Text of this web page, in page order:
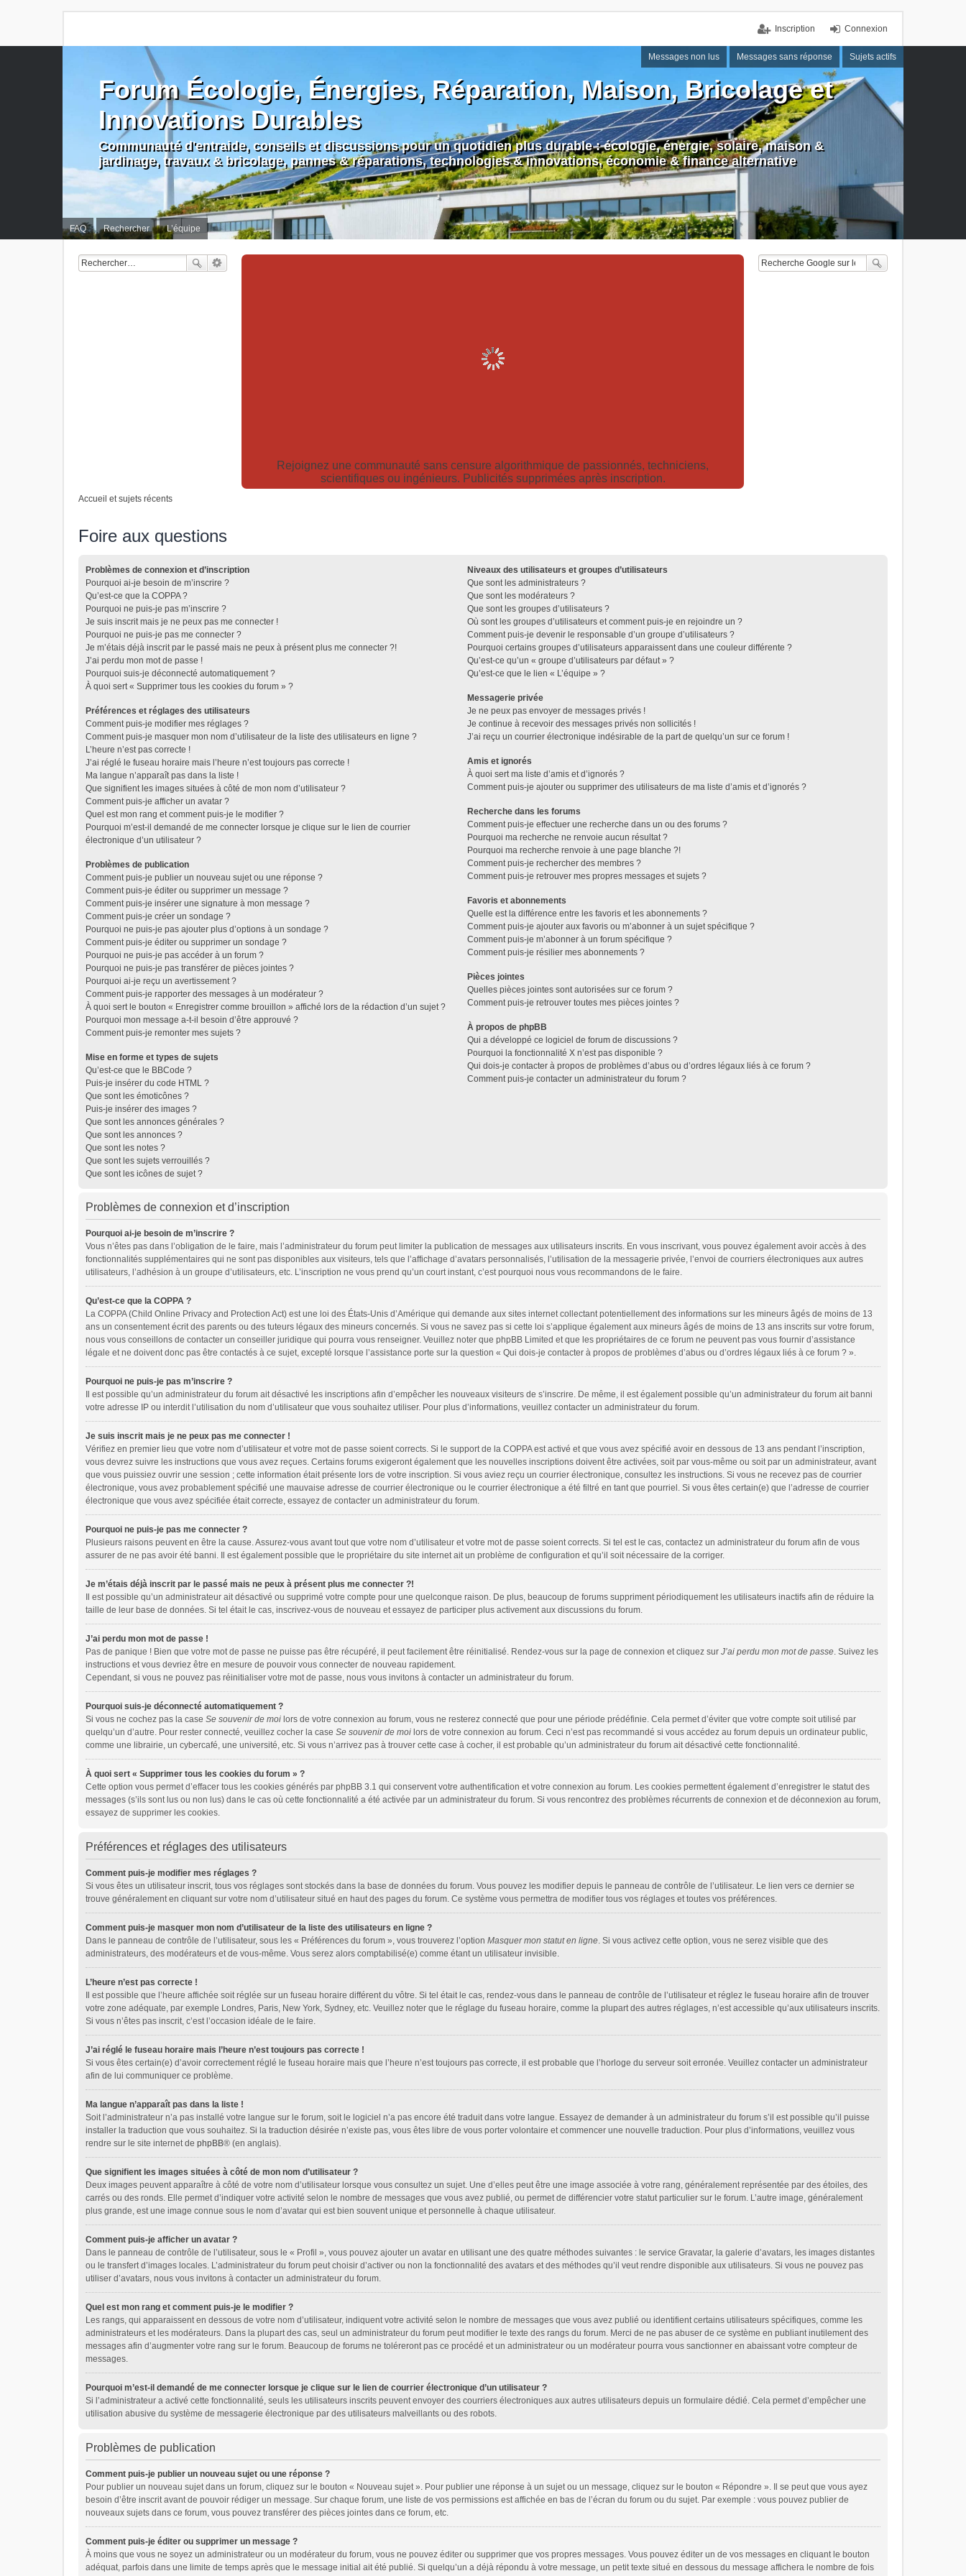
Connexion
Inscription
Messages non lus Messages sans réponse Sujets actifs
FAQ Rechercher L’équipe
Forum Écologie, Énergies, Réparation, Maison, Bricolage et
Innovations Durables
Communauté d'entraide, conseils et discussions pour un quotidien plus durable : écologie, énergie, solaire, maison &
jardinage, travaux & bricolage, pannes & réparations, technologies & innovations, économie & finance alternative
Rejoignez une communauté sans censure algorithmique de passionnés, techniciens,
scientifiques ou ingénieurs. Publicités supprimées après inscription.
Accueil et sujets récents
Foire aux questions
Problèmes de connexion et d’inscription
Pourquoi ai-je besoin de m’inscrire ?
Qu’est-ce que la COPPA ?
Pourquoi ne puis-je pas m’inscrire ?
Je suis inscrit mais je ne peux pas me connecter !
Pourquoi ne puis-je pas me connecter ?
Je m’étais déjà inscrit par le passé mais ne peux à présent plus me connecter ?!
J’ai perdu mon mot de passe !
Pourquoi suis-je déconnecté automatiquement ?
À quoi sert « Supprimer tous les cookies du forum » ?
Préférences et réglages des utilisateurs
Comment puis-je modifier mes réglages ?
Comment puis-je masquer mon nom d’utilisateur de la liste des utilisateurs en ligne ?
L’heure n’est pas correcte !
J’ai réglé le fuseau horaire mais l’heure n’est toujours pas correcte !
Ma langue n’apparaît pas dans la liste !
Que signifient les images situées à côté de mon nom d’utilisateur ?
Comment puis-je afficher un avatar ?
Quel est mon rang et comment puis-je le modifier ?
Pourquoi m’est-il demandé de me connecter lorsque je clique sur le lien de courrier
électronique d’un utilisateur ?
Problèmes de publication
Comment puis-je publier un nouveau sujet ou une réponse ?
Comment puis-je éditer ou supprimer un message ?
Comment puis-je insérer une signature à mon message ?
Comment puis-je créer un sondage ?
Pourquoi ne puis-je pas ajouter plus d’options à un sondage ?
Comment puis-je éditer ou supprimer un sondage ?
Pourquoi ne puis-je pas accéder à un forum ?
Pourquoi ne puis-je pas transférer de pièces jointes ?
Pourquoi ai-je reçu un avertissement ?
Comment puis-je rapporter des messages à un modérateur ?
À quoi sert le bouton « Enregistrer comme brouillon » affiché lors de la rédaction d’un sujet ?
Pourquoi mon message a-t-il besoin d’être approuvé ?
Comment puis-je remonter mes sujets ?
Mise en forme et types de sujets
Qu’est-ce que le BBCode ?
Puis-je insérer du code HTML ?
Que sont les émoticônes ?
Puis-je insérer des images ?
Que sont les annonces générales ?
Que sont les annonces ?
Que sont les notes ?
Que sont les sujets verrouillés ?
Que sont les icônes de sujet ?
Niveaux des utilisateurs et groupes d’utilisateurs
Que sont les administrateurs ?
Que sont les modérateurs ?
Que sont les groupes d’utilisateurs ?
Où sont les groupes d’utilisateurs et comment puis-je en rejoindre un ?
Comment puis-je devenir le responsable d’un groupe d’utilisateurs ?
Pourquoi certains groupes d’utilisateurs apparaissent dans une couleur différente ?
Qu’est-ce qu’un « groupe d’utilisateurs par défaut » ?
Qu’est-ce que le lien « L’équipe » ?
Messagerie privée
Je ne peux pas envoyer de messages privés !
Je continue à recevoir des messages privés non sollicités !
J’ai reçu un courrier électronique indésirable de la part de quelqu’un sur ce forum !
Amis et ignorés
À quoi sert ma liste d’amis et d’ignorés ?
Comment puis-je ajouter ou supprimer des utilisateurs de ma liste d’amis et d’ignorés ?
Recherche dans les forums
Comment puis-je effectuer une recherche dans un ou des forums ?
Pourquoi ma recherche ne renvoie aucun résultat ?
Pourquoi ma recherche renvoie à une page blanche ?!
Comment puis-je rechercher des membres ?
Comment puis-je retrouver mes propres messages et sujets ?
Favoris et abonnements
Quelle est la différence entre les favoris et les abonnements ?
Comment puis-je ajouter aux favoris ou m’abonner à un sujet spécifique ?
Comment puis-je m’abonner à un forum spécifique ?
Comment puis-je résilier mes abonnements ?
Pièces jointes
Quelles pièces jointes sont autorisées sur ce forum ?
Comment puis-je retrouver toutes mes pièces jointes ?
À propos de phpBB
Qui a développé ce logiciel de forum de discussions ?
Pourquoi la fonctionnalité X n’est pas disponible ?
Qui dois-je contacter à propos de problèmes d’abus ou d’ordres légaux liés à ce forum ?
Comment puis-je contacter un administrateur du forum ?
Problèmes de connexion et d’inscription
Pourquoi ai-je besoin de m’inscrire ?
Vous n’êtes pas dans l’obligation de le faire, mais l’administrateur du forum peut limiter la publication de messages aux utilisateurs inscrits. En vous inscrivant, vous pouvez également avoir accès à des
fonctionnalités supplémentaires qui ne sont pas disponibles aux visiteurs, tels que l’affichage d’avatars personnalisés, l’utilisation de la messagerie privée, l’envoi de courriers électroniques aux autres
utilisateurs, l’adhésion à un groupe d’utilisateurs, etc. L’inscription ne vous prend qu’un court instant, c’est pourquoi nous vous recommandons de le faire.
Qu’est-ce que la COPPA ?
La COPPA (Child Online Privacy and Protection Act) est une loi des États-Unis d’Amérique qui demande aux sites internet collectant potentiellement des informations sur les mineurs âgés de moins de 13
ans un consentement écrit des parents ou des tuteurs légaux des mineurs concernés. Si vous ne savez pas si cette loi s’applique également aux mineurs âgés de moins de 13 ans inscrits sur votre forum,
nous vous conseillons de contacter un conseiller juridique qui pourra vous renseigner. Veuillez noter que phpBB Limited et que les propriétaires de ce forum ne peuvent pas vous fournir d’assistance
légale et ne doivent donc pas être contactés à ce sujet, excepté lorsque l’assistance porte sur la question « Qui dois-je contacter à propos de problèmes d’abus ou d’ordres légaux liés à ce forum ? ».
Pourquoi ne puis-je pas m’inscrire ?
Il est possible qu’un administrateur du forum ait désactivé les inscriptions afin d’empêcher les nouveaux visiteurs de s’inscrire. De même, il est également possible qu’un administrateur du forum ait banni
votre adresse IP ou interdit l’utilisation du nom d’utilisateur que vous souhaitez utiliser. Pour plus d’informations, veuillez contacter un administrateur du forum.
Je suis inscrit mais je ne peux pas me connecter !
Vérifiez en premier lieu que votre nom d’utilisateur et votre mot de passe soient corrects. Si le support de la COPPA est activé et que vous avez spécifié avoir en dessous de 13 ans pendant l’inscription,
vous devrez suivre les instructions que vous avez reçues. Certains forums exigeront également que les nouvelles inscriptions doivent être activées, soit par vous-même ou soit par un administrateur, avant
que vous puissiez ouvrir une session ; cette information était présente lors de votre inscription. Si vous aviez reçu un courrier électronique, consultez les instructions. Si vous ne recevez pas de courrier
électronique, vous avez probablement spécifié une mauvaise adresse de courrier électronique ou le courrier électronique a été filtré en tant que pourriel. Si vous êtes certain(e) que l’adresse de courrier
électronique que vous avez spécifiée était correcte, essayez de contacter un administrateur du forum.
Pourquoi ne puis-je pas me connecter ?
Plusieurs raisons peuvent en être la cause. Assurez-vous avant tout que votre nom d’utilisateur et votre mot de passe soient corrects. Si tel est le cas, contactez un administrateur du forum afin de vous
assurer de ne pas avoir été banni. Il est également possible que le propriétaire du site internet ait un problème de configuration et qu’il soit nécessaire de la corriger.
Je m’étais déjà inscrit par le passé mais ne peux à présent plus me connecter ?!
Il est possible qu’un administrateur ait désactivé ou supprimé votre compte pour une quelconque raison. De plus, beaucoup de forums suppriment périodiquement les utilisateurs inactifs afin de réduire la
taille de leur base de données. Si tel était le cas, inscrivez-vous de nouveau et essayez de participer plus activement aux discussions du forum.
J’ai perdu mon mot de passe !
Pas de panique ! Bien que votre mot de passe ne puisse pas être récupéré, il peut facilement être réinitialisé. Rendez-vous sur la page de connexion et cliquez sur J’ai perdu mon mot de passe. Suivez les
instructions et vous devriez être en mesure de pouvoir vous connecter de nouveau rapidement.
Cependant, si vous ne pouvez pas réinitialiser votre mot de passe, nous vous invitons à contacter un administrateur du forum.
Pourquoi suis-je déconnecté automatiquement ?
Si vous ne cochez pas la case Se souvenir de moi lors de votre connexion au forum, vous ne resterez connecté que pour une période prédéfinie. Cela permet d’éviter que votre compte soit utilisé par
quelqu’un d’autre. Pour rester connecté, veuillez cocher la case Se souvenir de moi lors de votre connexion au forum. Ceci n’est pas recommandé si vous accédez au forum depuis un ordinateur public,
comme une librairie, un cybercafé, une université, etc. Si vous n’arrivez pas à trouver cette case à cocher, il est probable qu’un administrateur du forum ait désactivé cette fonctionnalité.
À quoi sert « Supprimer tous les cookies du forum » ?
Cette option vous permet d’effacer tous les cookies générés par phpBB 3.1 qui conservent votre authentification et votre connexion au forum. Les cookies permettent également d’enregistrer le statut des
messages (s’ils sont lus ou non lus) dans le cas où cette fonctionnalité a été activée par un administrateur du forum. Si vous rencontrez des problèmes récurrents de connexion et de déconnexion au forum,
essayez de supprimer les cookies.
Préférences et réglages des utilisateurs
Comment puis-je modifier mes réglages ?
Si vous êtes un utilisateur inscrit, tous vos réglages sont stockés dans la base de données du forum. Vous pouvez les modifier depuis le panneau de contrôle de l’utilisateur. Le lien vers ce dernier se
trouve généralement en cliquant sur votre nom d’utilisateur situé en haut des pages du forum. Ce système vous permettra de modifier tous vos réglages et toutes vos préférences.
Comment puis-je masquer mon nom d’utilisateur de la liste des utilisateurs en ligne ?
Dans le panneau de contrôle de l’utilisateur, sous les « Préférences du forum », vous trouverez l’option Masquer mon statut en ligne. Si vous activez cette option, vous ne serez visible que des
administrateurs, des modérateurs et de vous-même. Vous serez alors comptabilisé(e) comme étant un utilisateur invisible.
L’heure n’est pas correcte !
Il est possible que l’heure affichée soit réglée sur un fuseau horaire différent du vôtre. Si tel était le cas, rendez-vous dans le panneau de contrôle de l’utilisateur et réglez le fuseau horaire afin de trouver
votre zone adéquate, par exemple Londres, Paris, New York, Sydney, etc. Veuillez noter que le réglage du fuseau horaire, comme la plupart des autres réglages, n’est accessible qu’aux utilisateurs inscrits.
Si vous n’êtes pas inscrit, c’est l’occasion idéale de le faire.
J’ai réglé le fuseau horaire mais l’heure n’est toujours pas correcte !
Si vous êtes certain(e) d’avoir correctement réglé le fuseau horaire mais que l’heure n’est toujours pas correcte, il est probable que l’horloge du serveur soit erronée. Veuillez contacter un administrateur
afin de lui communiquer ce problème.
Ma langue n’apparaît pas dans la liste !
Soit l’administrateur n’a pas installé votre langue sur le forum, soit le logiciel n’a pas encore été traduit dans votre langue. Essayez de demander à un administrateur du forum s’il est possible qu’il puisse
installer la traduction que vous souhaitez. Si la traduction désirée n’existe pas, vous êtes libre de vous porter volontaire et commencer une nouvelle traduction. Pour plus d’informations, veuillez vous
rendre sur le site internet de phpBB® (en anglais).
Que signifient les images situées à côté de mon nom d’utilisateur ?
Deux images peuvent apparaître à côté de votre nom d’utilisateur lorsque vous consultez un sujet. Une d’elles peut être une image associée à votre rang, généralement représentée par des étoiles, des
carrés ou des ronds. Elle permet d’indiquer votre activité selon le nombre de messages que vous avez publié, ou permet de différencier votre statut particulier sur le forum. L’autre image, généralement
plus grande, est une image connue sous le nom d’avatar qui est bien souvent unique et personnelle à chaque utilisateur.
Comment puis-je afficher un avatar ?
Dans le panneau de contrôle de l’utilisateur, sous le « Profil », vous pouvez ajouter un avatar en utilisant une des quatre méthodes suivantes : le service Gravatar, la galerie d’avatars, les images distantes
ou le transfert d’images locales. L’administrateur du forum peut choisir d’activer ou non la fonctionnalité des avatars et des méthodes qu’il veut rendre disponible aux utilisateurs. Si vous ne pouvez pas
utiliser d’avatars, nous vous invitons à contacter un administrateur du forum.
Quel est mon rang et comment puis-je le modifier ?
Les rangs, qui apparaissent en dessous de votre nom d’utilisateur, indiquent votre activité selon le nombre de messages que vous avez publié ou identifient certains utilisateurs spécifiques, comme les
administrateurs et les modérateurs. Dans la plupart des cas, seul un administrateur du forum peut modifier le texte des rangs du forum. Merci de ne pas abuser de ce système en publiant inutilement des
messages afin d’augmenter votre rang sur le forum. Beaucoup de forums ne toléreront pas ce procédé et un administrateur ou un modérateur pourra vous sanctionner en abaissant votre compteur de
messages.
Pourquoi m’est-il demandé de me connecter lorsque je clique sur le lien de courrier électronique d’un utilisateur ?
Si l’administrateur a activé cette fonctionnalité, seuls les utilisateurs inscrits peuvent envoyer des courriers électroniques aux autres utilisateurs depuis un formulaire dédié. Cela permet d’empêcher une
utilisation abusive du système de messagerie électronique par des utilisateurs malveillants ou des robots.
Problèmes de publication
Comment puis-je publier un nouveau sujet ou une réponse ?
Pour publier un nouveau sujet dans un forum, cliquez sur le bouton « Nouveau sujet ». Pour publier une réponse à un sujet ou un message, cliquez sur le bouton « Répondre ». Il se peut que vous ayez
besoin d’être inscrit avant de pouvoir rédiger un message. Sur chaque forum, une liste de vos permissions est affichée en bas de l’écran du forum ou du sujet. Par exemple : vous pouvez publier de
nouveaux sujets dans ce forum, vous pouvez transférer des pièces jointes dans ce forum, etc.
Comment puis-je éditer ou supprimer un message ?
À moins que vous ne soyez un administrateur ou un modérateur du forum, vous ne pouvez éditer ou supprimer que vos propres messages. Vous pouvez éditer un de vos messages en cliquant le bouton
adéquat, parfois dans une limite de temps après que le message initial ait été publié. Si quelqu’un a déjà répondu à votre message, un petit texte situé en dessous du message affichera le nombre de fois